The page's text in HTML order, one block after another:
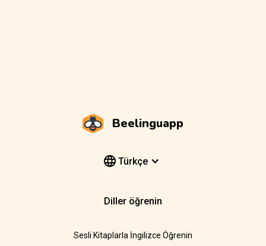
Beelinguapp
Türkçe
Diller öğrenin
Sesli Kitaplarla İngilizce Öğrenin